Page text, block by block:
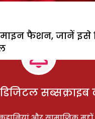
फैशन, जानें इसे